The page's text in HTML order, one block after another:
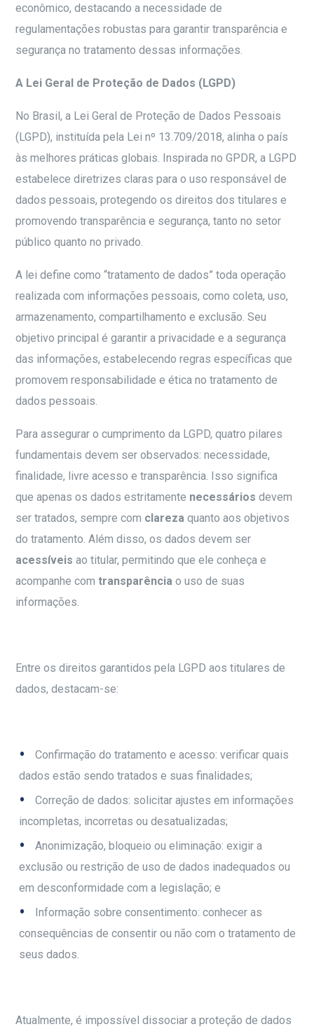
econômico, destacando a necessidade de
regulamentações robustas para garantir transparência e
segurança no tratamento dessas informações.
A Lei Geral de Proteção de Dados (LGPD)
No Brasil, a Lei Geral de Proteção de Dados Pessoais
(LGPD), instituída pela Lei nº 13.709/2018, alinha o país
às melhores práticas globais. Inspirada no GPDR, a LGPD
estabelece diretrizes claras para o uso responsável de
dados pessoais, protegendo os direitos dos titulares e
promovendo transparência e segurança, tanto no setor
público quanto no privado.
A lei define como “tratamento de dados” toda operação
realizada com informações pessoais, como coleta, uso,
armazenamento, compartilhamento e exclusão. Seu
objetivo principal é garantir a privacidade e a segurança
das informações, estabelecendo regras específicas que
promovem responsabilidade e ética no tratamento de
dados pessoais.
Para assegurar o cumprimento da LGPD, quatro pilares
fundamentais devem ser observados: necessidade,
finalidade, livre acesso e transparência. Isso significa
que apenas os dados estritamente necessáriosdevem
ser tratados, sempre com clarezaquanto aos objetivos
do tratamento. Além disso, os dados devem ser
acessíveis ao titular, permitindo que ele conheça e
acompanhe comtransparência o uso de suas
informações.
Entre os direitos garantidos pela LGPD aos titulares de
dados, destacam-se:
Confirmação do tratamento e acesso: verificar quais
dados estão sendo tratados e suas finalidades;
Correção de dados: solicitar ajustes em informações
incompletas, incorretas ou desatualizadas;
Anonimização, bloqueio ou eliminação: exigir a
exclusão ou restrição de uso de dados inadequados ou
em desconformidade com a legislação; e
Informação sobre consentimento: conhecer as
consequências de consentir ou não com o tratamento de
seus dados.
Atualmente, é impossível dissociar a proteção de dados